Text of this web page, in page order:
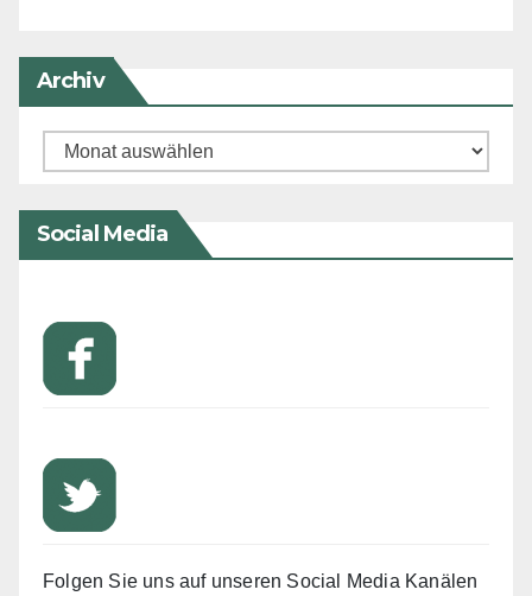
Archiv
Archiv
Social Media
Folgen Sie uns auf unseren Social Media Kanälen